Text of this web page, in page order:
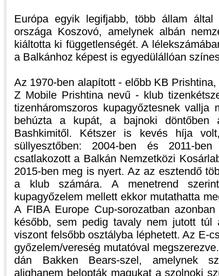
Európa egyik legifjabb, több állam
országa Koszovó, amelynek albán
kiáltotta ki függetlenségét. A
a Balkánhoz képest is egyedülállóan
Az 1970-ben alapított - előbb KB
Z Mobile Prishtina nevű - klub
tizenháromszoros kupagyőztesnek vallja
behúzta a kupát, a bajnoki döntőben
Bashkimitől. Kétszer is kevés híja
süllyesztőben: 2004-ben és 2011-
csatlakozott a Balkán Nemzetközi
2015-ben meg is nyert. Az az esztendő
a klub számára. A menetrend
kupagyőzelem mellett ekkor mutathatta
A FIBA Europe Cup-sorozatban
később, sem pedig tavaly nem jutott túl
viszont felsőbb osztályba léphetett. Az E-
győzelem/vereség mutatóval
dán Bakken Bears-szel, amelynek
alighanem belopták magukat a szolnoki